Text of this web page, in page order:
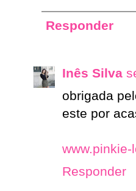
Responder
Inês Silva
obrigada
este por
www.pinkie-
Responder